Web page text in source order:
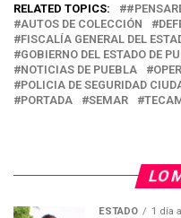
RELATED TOPICS:
AUTOS DE COLECCIÓN
FISCALÍA GENERAL DEL
GOBIERNO DEL ESTADO DE
NOTICIAS DE PUEBLA
POLICIA DE SEGURIDAD
PORTADA
SEMAR
LO
ESTADO 1 día